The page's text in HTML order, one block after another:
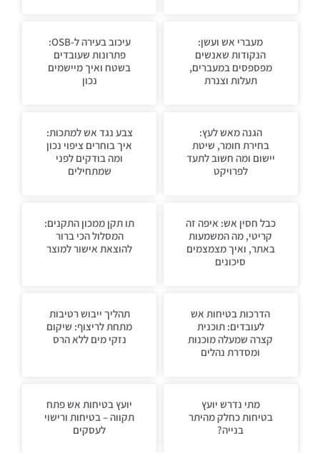
מעברי אש ועשן:
הנקודות שאנשים
מפספסים במעברים,
תעלות וצנרת
עיכוב בעירה ל-OSB:
פתרונות שעובדים
בשטח ואיך מיישמים
נכון
הגנה מאש לעץ:
בחירת חומר, שיטת
יישום ומה חשוב לתעד
לפרויקט
צבע נגד אש למתכות:
איך בוחרים ציפוי נכון
ומה בודקים לפני
שמתחילים
כבל חסין אש: איפה זה
קריטי, מה המשמעות
באתר, ואיך מצמצמים
סיכונים
תו תקן ממכון התקנים:
המסלול הכי ברור
להוצאת אישור למוצר
הדרכות בטיחות אש
לעובדים: תוכנית
קצרה שמעלה מוכנות
ומסדרת נהלים
תהליך ייבוש רטיבות
מתחת לריצוף: שיקום
נזקי מים ללא הרס
מתי נדרש יועץ
בטיחות כחלק מהיתר
בנייה?
יועץ בטיחות אש פתח
תקווה – בטיחות ורישוי
לעסקים